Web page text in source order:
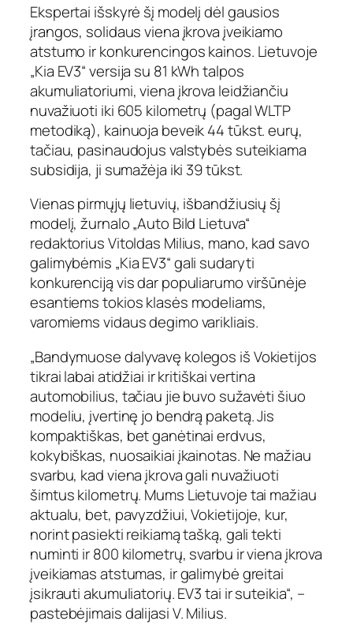
Ekspertai išskyrė šį modelį dėl gausios
įrangos, solidaus viena įkrova įveikiamo
atstumo ir konkurencingos kainos. Lietuvoje
„Kia EV3“ versija su 81 kWh talpos
akumuliatoriumi, viena įkrova leidžiančiu
nuvažiuoti iki 605 kilometrų (pagal WLTP
metodiką), kainuoja beveik 44 tūkst. eurų,
tačiau, pasinaudojus valstybės suteikiama
subsidija, ji sumažėja iki 39 tūkst.
Vienas pirmųjų lietuvių, išbandžiusių šį
modelį, žurnalo „Auto Bild Lietuva“
redaktorius Vitoldas Milius, mano, kad savo
galimybėmis „Kia EV3“ gali sudaryti
konkurenciją vis dar populiarumo viršūnėje
esantiems tokios klasės modeliams,
varomiems vidaus degimo varikliais.
„Bandymuose dalyvavę kolegos iš Vokietijos
tikrai labai atidžiai ir kritiškai vertina
automobilius, tačiau jie buvo sužavėti šiuo
modeliu, įvertinę jo bendrą paketą. Jis
kompaktiškas, bet ganėtinai erdvus,
kokybiškas, nuosaikiai įkainotas. Ne mažiau
svarbu, kad viena įkrova gali nuvažiuoti
šimtus kilometrų. Mums Lietuvoje tai mažiau
aktualu, bet, pavyzdžiui, Vokietijoje, kur,
norint pasiekti reikiamą tašką, gali tekti
numinti ir 800 kilometrų, svarbu ir viena įkrova
įveikiamas atstumas, ir galimybė greitai
įsikrauti akumuliatorių. EV3 tai ir suteikia“, –
pastebėjimais dalijasi V. Milius.